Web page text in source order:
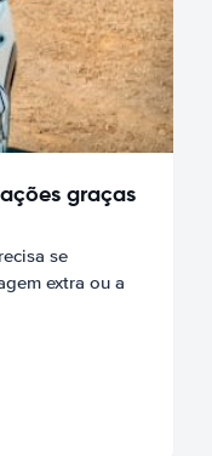
graças
se
extra ou a